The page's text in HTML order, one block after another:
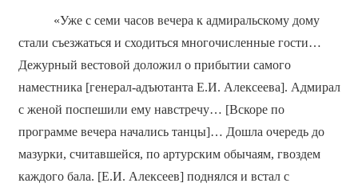
«Уже с семи часов вечера к адмиральскому дому
стали съезжаться и сходиться многочисленные гости…
Дежурный вестовой доложил о прибытии самого
наместника [генерал-адъютанта Е.И. Алексеева]. Адмирал
с женой поспешили ему навстречу… [Вскоре по
программе вечера начались танцы]… Дошла очередь до
мазурки, считавшейся, по артурским обычаям, гвоздем
каждого бала. [Е.И. Алексеев] поднялся и встал с